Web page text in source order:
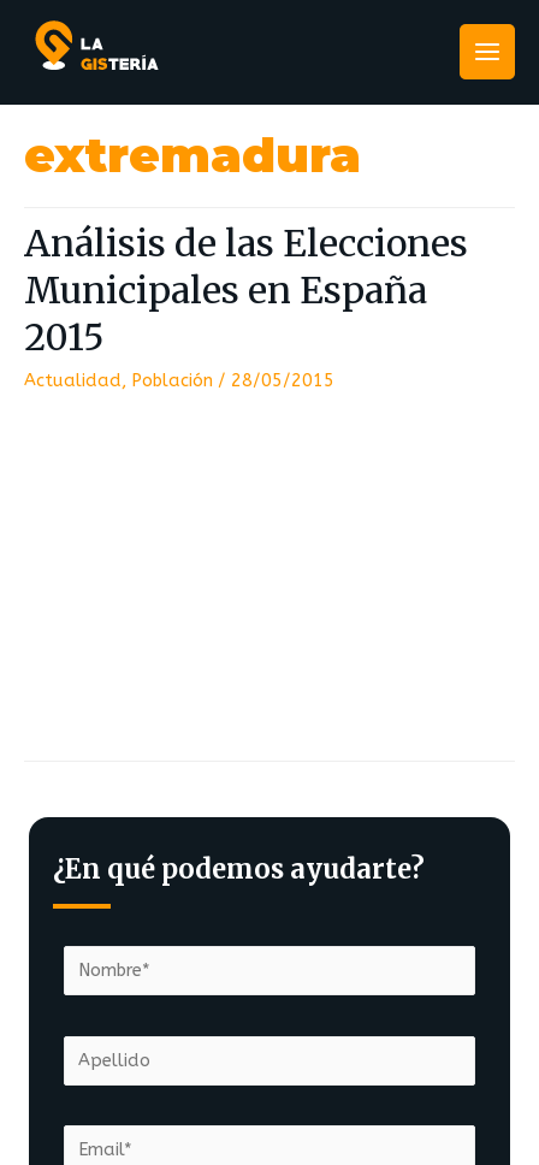
extremadura
Análisis de las Elecciones
Municipales en España
2015
Actualidad, Población / 28/05/2015
¿En qué podemos ayudarte?